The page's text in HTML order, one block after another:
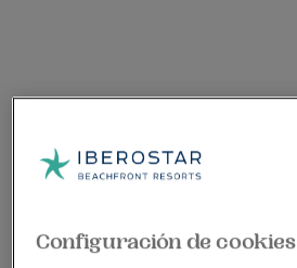
Configuración de cookies